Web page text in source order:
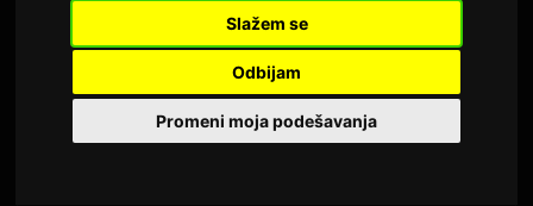
Slažem se
Odbijam
Promeni moja podešavanja
3 јун 2026
Prevedeno sa engleskog
Комплетан саундтрек од 97 нумера за